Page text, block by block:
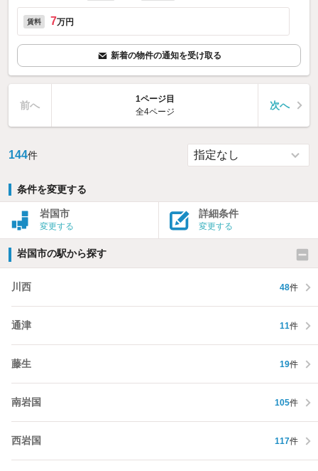
賃料 7万円
新着の物件の通知を受け取る
前へ
1ページ目
全4ページ
次へ
144件
条件を変更する
岩国市
変更する
詳細条件
変更する
岩国市の駅から探す
川西 48件
通津 11件
藤生 19件
南岩国 105件
西岩国 117件